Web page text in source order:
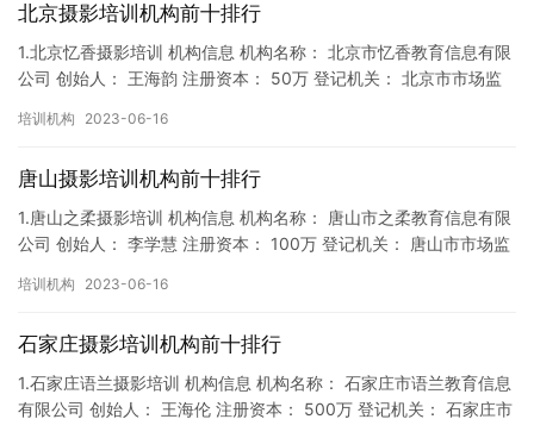
北京摄影培训机构前十排行
1.北京忆香摄影培训 机构信息 机构名称： 北京市忆香教育信息有限
公司 创始人： 王海韵 注册资本： 50万 登记机关： 北京市市场监
培训机构 2023-06-16
唐山摄影培训机构前十排行
1.唐山之柔摄影培训 机构信息 机构名称： 唐山市之柔教育信息有限
公司 创始人： 李学慧 注册资本： 100万 登记机关： 唐山市市场监
培训机构 2023-06-16
石家庄摄影培训机构前十排行
1.石家庄语兰摄影培训 机构信息 机构名称： 石家庄市语兰教育信息
有限公司 创始人： 王海伦 注册资本： 500万 登记机关： 石家庄市